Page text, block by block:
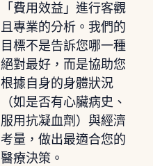
「費用效益」進行客觀
且專業的分析。我們的
目標不是告訴您哪一種
絕對最好，而是協助您
根據自身的身體狀況
（如是否有心臟病史、
服用抗凝血劑）與經濟
考量，做出最適合您的
醫療決策。